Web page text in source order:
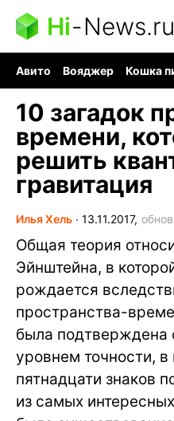
Hi-News.ru
Авито Вояджер Кошка
10 загадок
времени,
решить
гравитация
Илья Хель ∙ 13.11.2017,
Общая теория
Эйнштейна, в
рождается
пространства-
была подтверждена
уровнем точности,
пятнадцати знаков
из самых